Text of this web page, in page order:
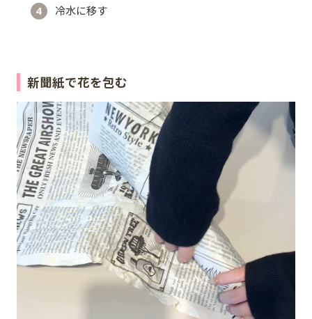
冷水に移す
新聞紙で花を包む